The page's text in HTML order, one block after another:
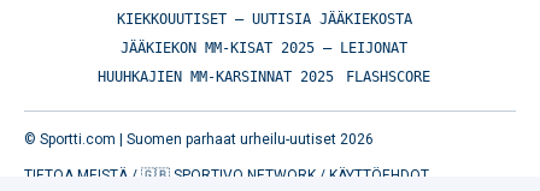
KIEKKOUUTISET – UUTISIA JÄÄKIEKOSTA
JÄÄKIEKON MM-KISAT 2025 – LEIJONAT
HUUHKAJIEN MM-KARSINNAT 2025
FLASHSCORE
© Sportti.com | Suomen parhaat urheilu-uutiset 2026
TIETOA MEISTÄ / 🇬🇧 SPORTIVO NETWORK / KÄYTTÖEHDOT